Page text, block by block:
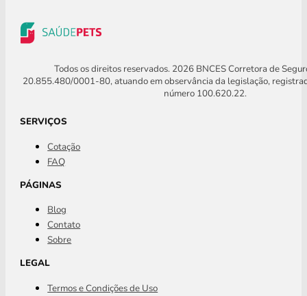
Todos os direitos reservados. 2026 BNCES Corretora de
20.855.480/0001-80, atuando em observância da legislação,
número 100.620.22.
SERVIÇOS
Cotação
FAQ
PÁGINAS
Blog
Contato
Sobre
LEGAL
Termos e Condições de Uso